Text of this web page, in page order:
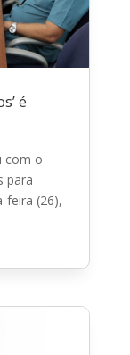
é
com o
para
feira (26),